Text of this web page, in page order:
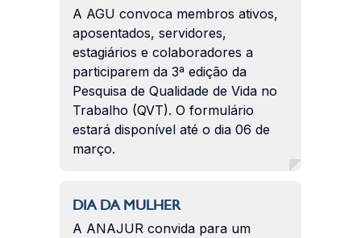
A AGU convoca membros ativos,
aposentados, servidores,
estagiários e colaboradores a
participarem da 3ª edição da
Pesquisa de Qualidade de Vida no
Trabalho (QVT). O formulário
estará disponível até o dia 06 de
março.
DIA DA MULHER
A ANAJUR convida para um